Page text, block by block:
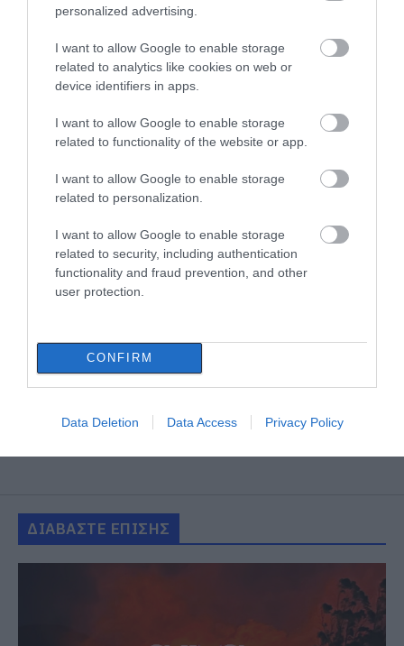
personalized advertising.
I want to allow Google to enable storage
related to analytics like cookies on web or
device identifiers in apps.
I want to allow Google to enable storage
related to functionality of the website or app.
I want to allow Google to enable storage
related to personalization.
I want to allow Google to enable storage
related to security, including authentication
functionality and fraud prevention, and other
user protection.
CONFIRM
Data Deletion Data Access Privacy Policy
ΔΙΑΒΑΣΤΕ ΕΠΙΣΗΣ